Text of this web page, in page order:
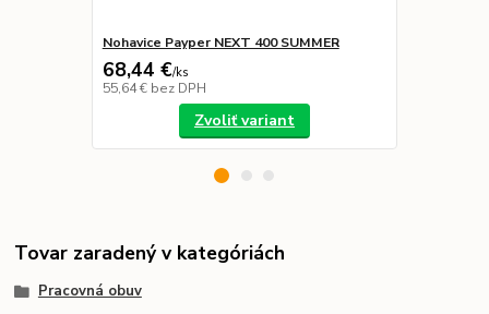
Nohavice Payper NEXT 400 SUMMER
68,44 €/ks
55,64 € bez DPH
Zvoliť variant
Tovar zaradený v kategóriách
Pracovná obuv